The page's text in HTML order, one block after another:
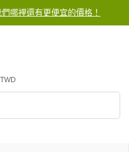
哪裡還有更便宜的價格！
TWD